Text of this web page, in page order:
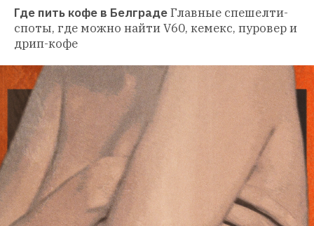
Где пить кофе в БелградеГлавные спешелти-
споты, где можно найти V60, кемекс, пуровер и
дрип-кофе